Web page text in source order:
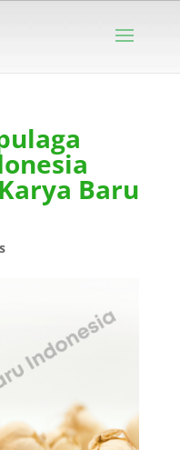
Baru